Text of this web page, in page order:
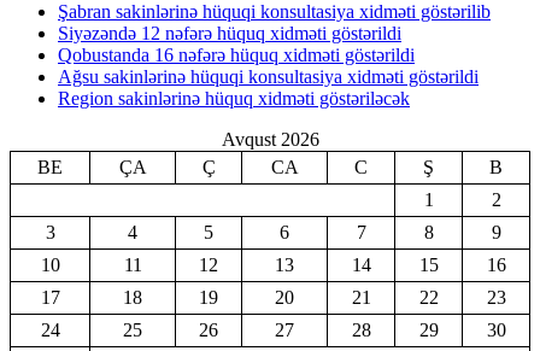
Şabran sakinlərinə hüquqi konsultasiya xidməti göstərilib
Siyəzəndə 12 nəfərə hüquq xidməti göstərildi
Qobustanda 16 nəfərə hüquq xidməti göstərildi
Ağsu sakinlərinə hüquqi konsultasiya xidməti göstərildi
Region sakinlərinə hüquq xidməti göstəriləcək
Avqust 2026
BE
ÇA Ç CA C Ş
B
1
2
3
4 5 6 7 8
9
10
11 12 13 14 15
16
17
18 19 20 21 22
23
24
25 26 27 28 29
30